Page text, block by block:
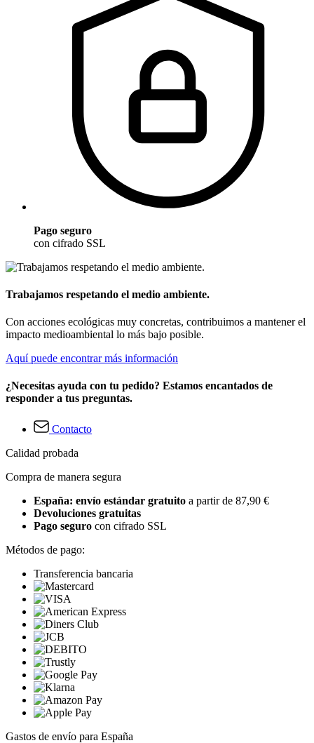
Pago seguro
con cifrado SSL
Trabajamos respetando el medio ambiente.
Con acciones ecológicas muy concretas, contribuimos a mantener el
impacto medioambiental lo más bajo posible.
Aquí puede encontrar más información
¿Necesitas ayuda con tu pedido? Estamos encantados de
responder a tus preguntas.
Contacto
Calidad probada
Compra de manera segura
España: envío estándar gratuito a partir de 87,90 €
Devoluciones gratuitas
Pago seguro con cifrado SSL
Métodos de pago:
Transferencia bancaria
Gastos de envío para España